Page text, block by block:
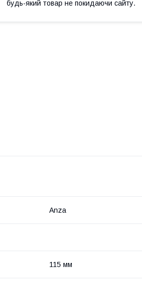
будь-який товар не покидаючи сайту.
Anza
115 мм